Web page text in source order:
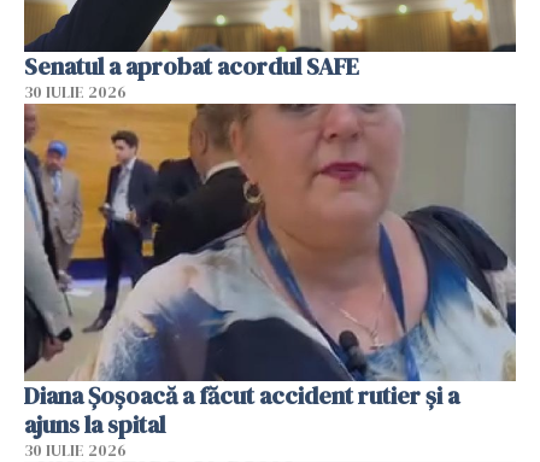
Senatul a aprobat acordul SAFE
30 IULIE 2026
Diana Șoșoacă a făcut accident rutier și a
ajuns la spital
30 IULIE 2026